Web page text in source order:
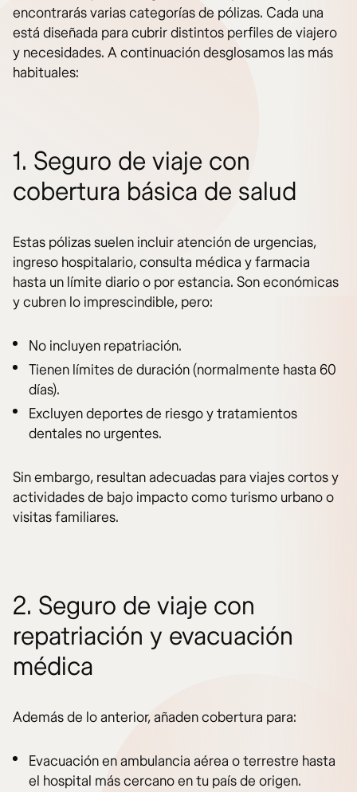
encontrarás varias categorías de pólizas. Cada una
está diseñada para cubrir distintos perfiles de viajero
y necesidades. A continuación desglosamos las más
habituales:
1. Seguro de viaje con
cobertura básica de salud
Estas pólizas suelen incluir atención de urgencias,
ingreso hospitalario, consulta médica y farmacia
hasta un límite diario o por estancia. Son económicas
y cubren lo imprescindible, pero:
No incluyen repatriación.
Tienen límites de duración (normalmente hasta 60
días).
Excluyen deportes de riesgo y tratamientos
dentales no urgentes.
Sin embargo, resultan adecuadas para viajes cortos y
actividades de bajo impacto como turismo urbano o
visitas familiares.
2. Seguro de viaje con
repatriación y evacuación
médica
Además de lo anterior, añaden cobertura para:
Evacuación en ambulancia aérea o terrestre hasta
el hospital más cercano en tu país de origen.